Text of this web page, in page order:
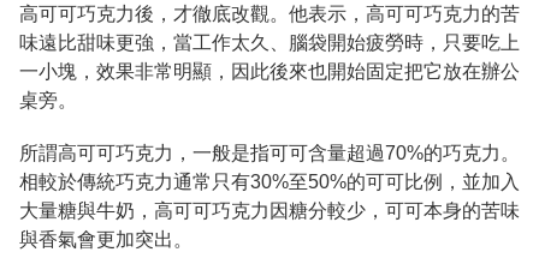
高可可巧克力後，才徹底改觀。他表示，高可可巧克力的苦
味遠比甜味更強，當工作太久、腦袋開始疲勞時，只要吃上
一小塊，效果非常明顯，因此後來也開始固定把它放在辦公
桌旁。
所謂高可可巧克力，一般是指可可含量超過70%的巧克力。
相較於傳統巧克力通常只有30%至50%的可可比例，並加入
大量糖與牛奶，高可可巧克力因糖分較少，可可本身的苦味
與香氣會更加突出。